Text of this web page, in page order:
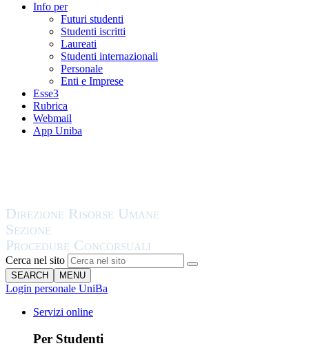
Info per
Futuri studenti
Studenti iscritti
Laureati
Studenti internazionali
Personale
Enti e Imprese
Esse3
Rubrica
Webmail
App Uniba
Cerca nel sito
SEARCH MENU
Login personale UniBa
Servizi online
Per Studenti